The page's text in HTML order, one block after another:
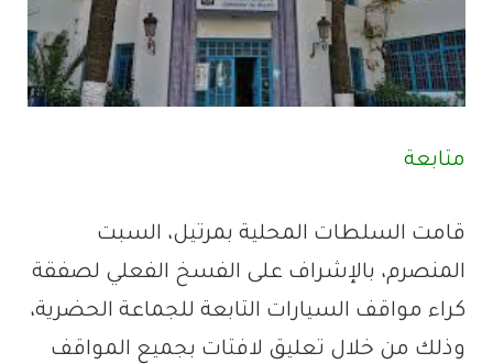
متابعة
قامت السلطات المحلية بمرتيل، السبت
المنصرم، بالإشراف على الفسخ الفعلي لصفقة
كراء مواقف السيارات التابعة للجماعة الحضرية،
وذلك من خلال تعليق لافتات بجميع المواقف